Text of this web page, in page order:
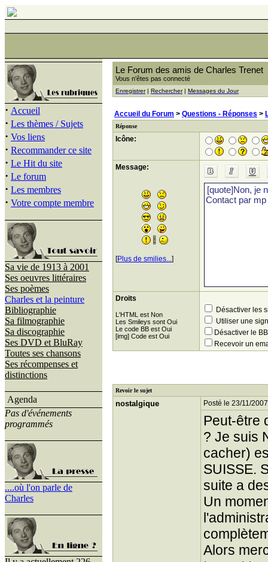
· Accueil
· Les thèmes / Sujets
· Vos liens
· Recommander ce site
· Le Hit du site
· Le forum
· Les membres
· Votre compte membre
Sa vie de 1913 à 2001
Ses oeuvres littéraires
Ses poèmes
Charles et la peinture
Bibliographie
Sa filmographie
Sa discographie
Ses DVD et BluRay
Toutes ses chansons
Ses récompenses et
distinctions
Agenda
Pas d'événements
programmés
....où l'on parle de
Charles
Le Forum des amis de Charles Trenet
Vous n'êtes pas connecté
Enregistrer| Rechercher| Messages du Jour
Accueil du Forum > Questions - Réponses >
Réponse
Icône:
Message:
[Plus de smilies...]
Droits
L'HTML est Non
Les Smileys sont Oui
Le code BB est Oui
[img] Code est Oui
Désactiver les
Utiliser une
Désactiver le
Recevoir un
Revoir le sujet
nostalgique Posté le 23/11/
Peut-être
? Je suis
cacher)
SUISSE.
suite a
Un
Alors